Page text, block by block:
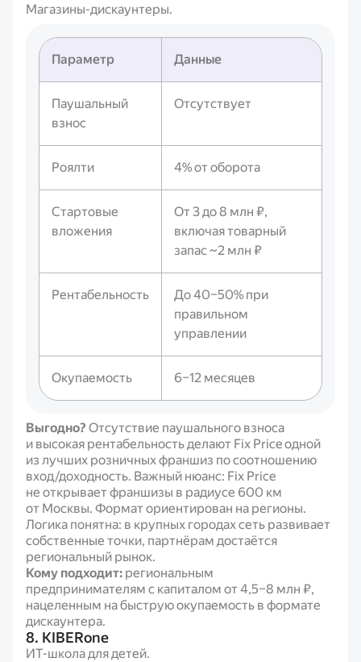
Магазины-дискаунтеры.
Параметр Данные
Паушальный
взнос
Отсутствует
Роялти 4% от оборота
Стартовые
вложения
От 3 до 8 млн ₽,
включая товарный
запас ~2 млн ₽
Рентабельность
До 40–50% при
правильном
управлении
Окупаемость 6–12 месяцев
Выгодно? Отсутствие паушального взноса
и высокая рентабельность делают Fix Price одной
из лучших розничных франшиз по соотношению
вход/доходность. Важный нюанс: Fix Price
не открывает франшизы в радиусе 600 км
от Москвы. Формат ориентирован на регионы.
Логика понятна: в крупных городах сеть развивает
собственные точки, партнёрам достаётся
региональный рынок.
Кому подходит: региональным
предпринимателям с капиталом от 4,5–8 млн ₽,
нацеленным на быструю окупаемость в формате
дискаунтера.
8. KIBERone
ИТ-школа для детей.